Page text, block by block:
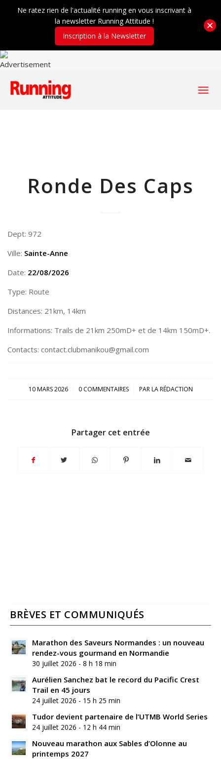
Ronde Des Caps
Dept: 972
Ville: Sainte-Anne
Date: 22/08/2026
Type: Route
Distances: 21km, 14km
Informations: Trails de 21km 250mD+ et de 14km 150mD+.
Contacts: contact.clubmanikou@gmail.com
10 MARS 2026
/ 0 COMMENTAIRES
/ PARLA RÉDACTION
Partager cet entrée
BRÈVES ET COMMUNIQUÉS
Marathon des Saveurs Normandes : un nouveau
rendez-vous gourmand en Normandie
30 juillet 2026 - 8 h 18 min
Aurélien Sanchez bat le record du Pacific Crest
Trail en 45 jours
24 juillet 2026 - 15 h 25 min
Tudor devient partenaire de l’UTMB World Series
24 juillet 2026 - 12 h 44 min
Nouveau marathon aux Sables d’Olonne au
printemps 2027
Ne ratez rien de l'actualité running en vous inscrivant à
la newsletter Running Attitude !
Inscription à la Newsletter